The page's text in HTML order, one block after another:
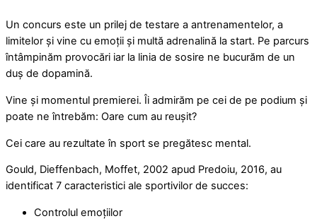
Un concurs este un prilej de testare a antrenamentelor, a
limitelor și vine cu emoții și multă adrenalină la start. Pe parcurs
întâmpinăm provocări iar la linia de sosire ne bucurăm de un
duș de dopamină.
Vine și momentul premierei. Îi admirăm pe cei de pe podium și
poate ne întrebăm: Oare cum au reușit?
Cei care au rezultate în sport se pregătesc mental.
Gould, Dieffenbach, Moffet, 2002 apud Predoiu, 2016, au
identificat 7 caracteristici ale sportivilor de succes:
Controlul emoțiilor